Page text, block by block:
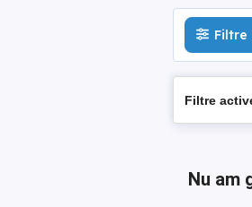
Filtre
Filtre
Nu am